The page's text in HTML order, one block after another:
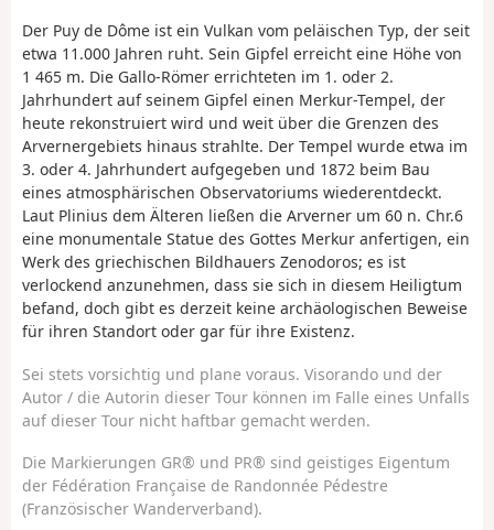
Der Puy de Dôme ist ein Vulkan vom peläischen Typ, der seit
etwa 11.000 Jahren ruht. Sein Gipfel erreicht eine Höhe von
1 465 m. Die Gallo-Römer errichteten im 1. oder 2.
Jahrhundert auf seinem Gipfel einen Merkur-Tempel, der
heute rekonstruiert wird und weit über die Grenzen des
Arvernergebiets hinaus strahlte. Der Tempel wurde etwa im
3. oder 4. Jahrhundert aufgegeben und 1872 beim Bau
eines atmosphärischen Observatoriums wiederentdeckt.
Laut Plinius dem Älteren ließen die Arverner um 60 n. Chr.6
eine monumentale Statue des Gottes Merkur anfertigen, ein
Werk des griechischen Bildhauers Zenodoros; es ist
verlockend anzunehmen, dass sie sich in diesem Heiligtum
befand, doch gibt es derzeit keine archäologischen Beweise
für ihren Standort oder gar für ihre Existenz.
Sei stets vorsichtig und plane voraus. Visorando und der
Autor / die Autorin dieser Tour können im Falle eines Unfalls
auf dieser Tour nicht haftbar gemacht werden.
Die Markierungen GR® und PR® sind geistiges Eigentum
der Fédération Française de Randonnée Pédestre
(Französischer Wanderverband).